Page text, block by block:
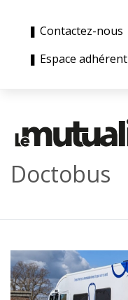
❚ Contactez-nous
❚ Espace adhérent
Doctobus